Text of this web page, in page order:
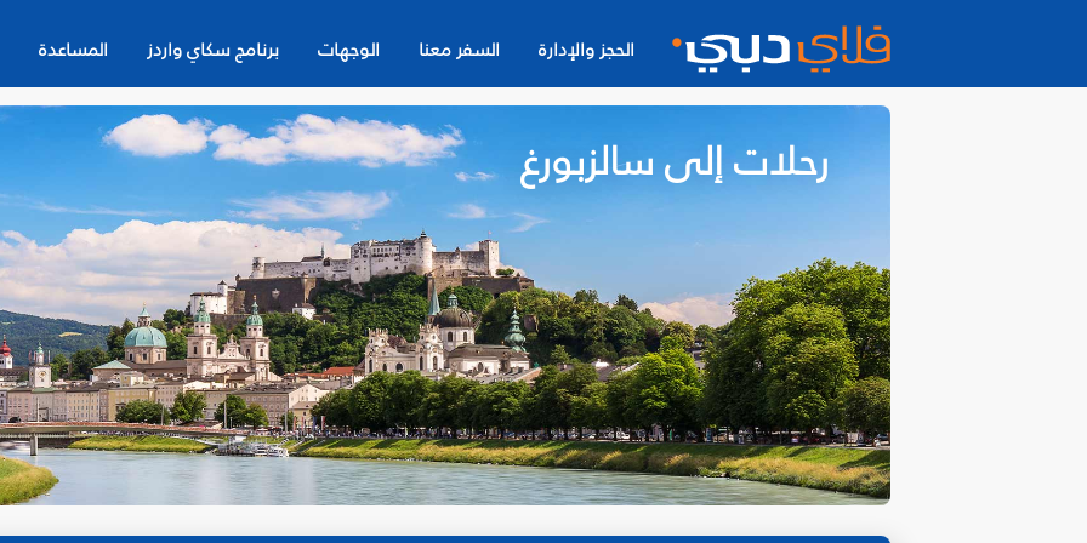
الحجز والإدارة السفر معنا الوجهات برنامج سكاي واردز المساعدة
رحلات إلى سالزبورغ